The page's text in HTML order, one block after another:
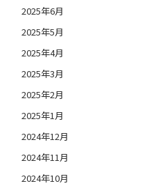
2025年6月
2025年5月
2025年4月
2025年3月
2025年2月
2025年1月
2024年12月
2024年11月
2024年10月